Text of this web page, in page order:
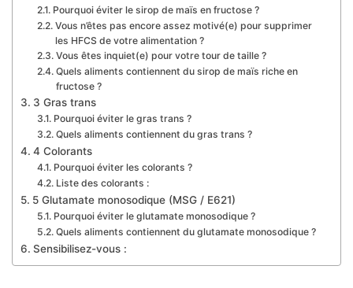
Pourquoi éviter le sirop de maïs en fructose ?
Vous n’êtes pas encore assez motivé(e) pour supprimer
les HFCS de votre alimentation ?
Vous êtes inquiet(e) pour votre tour de taille ?
Quels aliments contiennent du sirop de maïs riche en
fructose ?
3 Gras trans
Pourquoi éviter le gras trans ?
Quels aliments contiennent du gras trans ?
4 Colorants
Pourquoi éviter les colorants ?
Liste des colorants :
5 Glutamate monosodique (MSG / E621)
Pourquoi éviter le glutamate monosodique ?
Quels aliments contiennent du glutamate monosodique ?
Sensibilisez-vous :